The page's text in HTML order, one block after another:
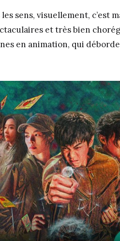
sens, visuellement, c’est
et très bien
en animation, qui